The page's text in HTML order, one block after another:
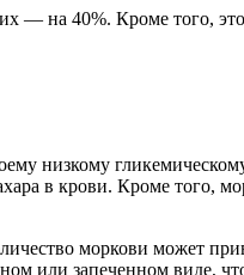
— на 40%. Кроме того,
низкому
в крови. Кроме того,
моркови может
или запеченном виде,